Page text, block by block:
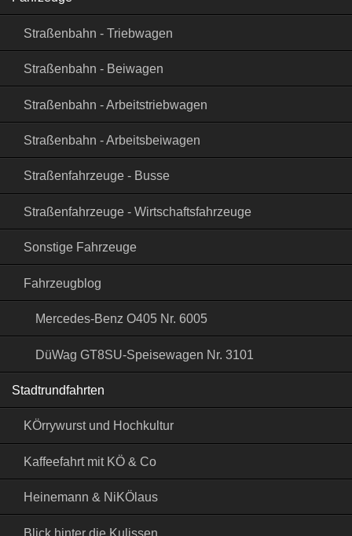
Straßenbahn - Triebwagen
Straßenbahn - Beiwagen
Straßenbahn - Arbeitstriebwagen
Straßenbahn - Arbeitsbeiwagen
Straßenfahrzeuge - Busse
Straßenfahrzeuge - Wirtschaftsfahrzeuge
Sonstige Fahrzeuge
Fahrzeugblog
Mercedes-Benz O405 Nr. 6005
DüWag GT8SU-Speisewagen Nr. 3101
Stadtrundfahrten
KÖrrywurst und Hochkultur
Kaffeefahrt mit KÖ & Co
Heinemann & NiKÖlaus
Blick hinter die Kulissen